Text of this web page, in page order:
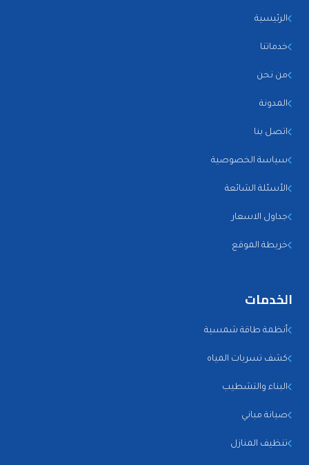
الرئيسية
خدماتنا
من نحن
المدونة
اتصل بنا
سياسة الخصوصية
الأسئلة الشائعة
جداول الاسعار
خريطة الموقع
الخدمات
أنظمة طاقة شمسية
كشف تسربات المياه
البناء والتشطيب
صيانة مباني
تنظيف المنازل